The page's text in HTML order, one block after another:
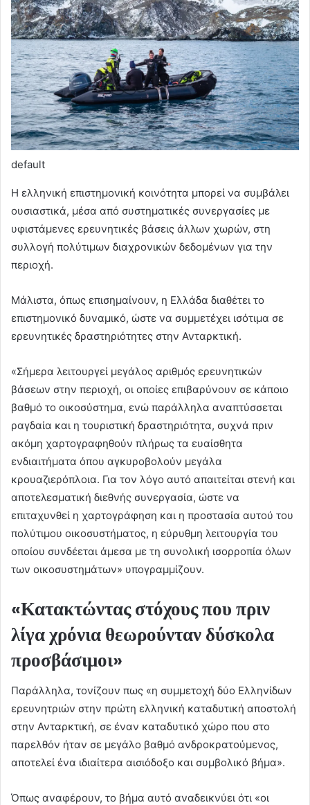
default
Η ελληνική επιστημονική κοινότητα μπορεί να συμβάλει
ουσιαστικά, μέσα από συστηματικές συνεργασίες με
υφιστάμενες ερευνητικές βάσεις άλλων χωρών, στη
συλλογή πολύτιμων διαχρονικών δεδομένων για την
περιοχή.
Μάλιστα, όπως επισημαίνουν, η Ελλάδα διαθέτει το
επιστημονικό δυναμικό, ώστε να συμμετέχει ισότιμα σε
ερευνητικές δραστηριότητες στην Ανταρκτική.
«Σήμερα λειτουργεί μεγάλος αριθμός ερευνητικών
βάσεων στην περιοχή, οι οποίες επιβαρύνουν σε κάποιο
βαθμό το οικοσύστημα, ενώ παράλληλα αναπτύσσεται
ραγδαία και η τουριστική δραστηριότητα, συχνά πριν
ακόμη χαρτογραφηθούν πλήρως τα ευαίσθητα
ενδιαιτήματα όπου αγκυροβολούν μεγάλα
κρουαζιερόπλοια. Για τον λόγο αυτό απαιτείται στενή και
αποτελεσματική διεθνής συνεργασία, ώστε να
επιταχυνθεί η χαρτογράφηση και η προστασία αυτού του
πολύτιμου οικοσυστήματος, η εύρυθμη λειτουργία του
οποίου συνδέεται άμεσα με τη συνολική ισορροπία όλων
των οικοσυστημάτων» υπογραμμίζουν.
«Κατακτώντας στόχους που πριν
λίγα χρόνια θεωρούνταν δύσκολα
προσβάσιμοι»
Παράλληλα, τονίζουν πως «η συμμετοχή δύο Ελληνίδων
ερευνητριών στην πρώτη ελληνική καταδυτική αποστολή
στην Ανταρκτική, σε έναν καταδυτικό χώρο που στο
παρελθόν ήταν σε μεγάλο βαθμό ανδροκρατούμενος,
αποτελεί ένα ιδιαίτερα αισιόδοξο και συμβολικό βήμα».
Όπως αναφέρουν, το βήμα αυτό αναδεικνύει ότι «οι